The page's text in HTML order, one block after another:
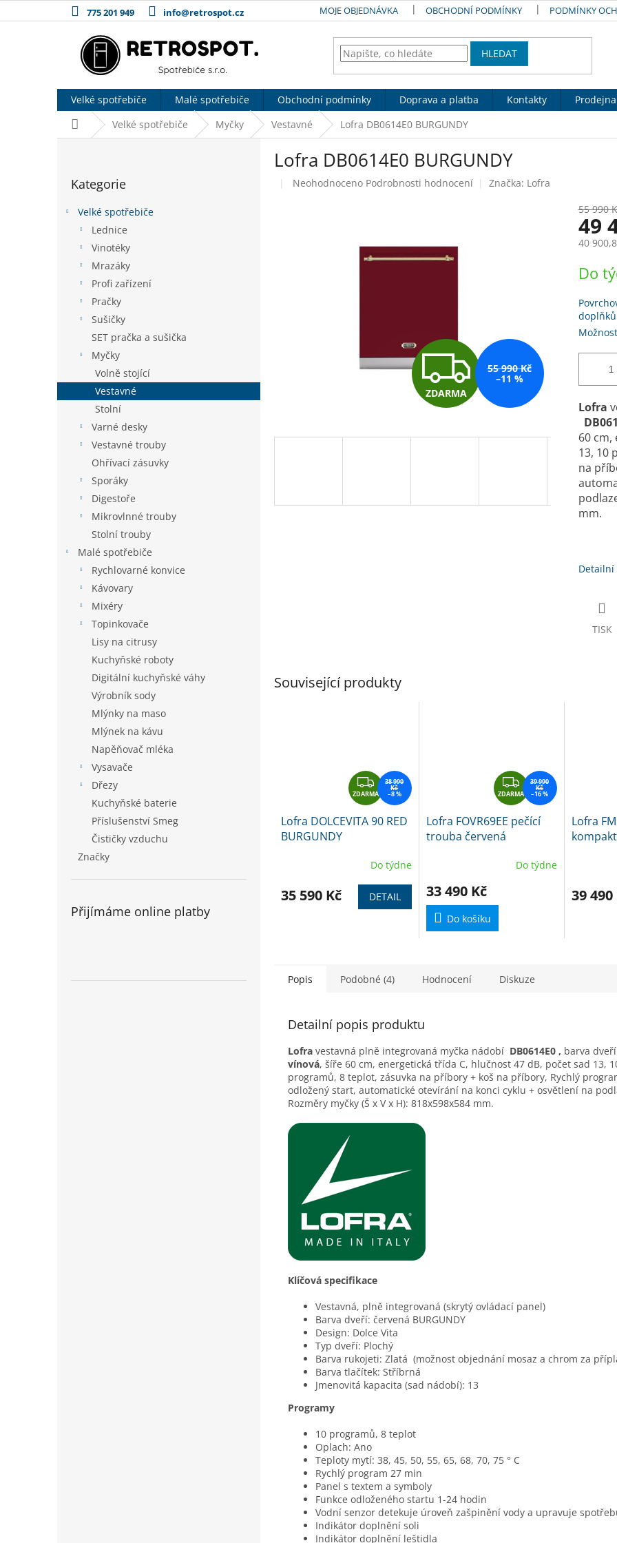
na
775 201 949 info@retrospot.cz MOJE OBJEDNÁVKA OBCHODNÍ PODMÍNKY PODMÍNKY
HLEDAT
Velké spotřebiče Malé spotřebiče Obchodní podmínky Doprava a platba Kontakty Prodejna
Domů Velké spotřebiče Myčky Vestavné Lofra DB0614E0 BURGUNDY
kategorie
Kategorie
Velké spotřebiče
Lednice
Vinotéky
Mrazáky
Profi zařízení
Pračky
Sušičky
SET pračka a sušička
Myčky
Volně stojící
Vestavné
Stolní
Varné desky
Vestavné trouby
Ohřívací zásuvky
Sporáky
Digestoře
Mikrovlnné trouby
Stolní trouby
Malé spotřebiče
Rychlovarné konvice
Kávovary
Mixéry
Topinkovače
Lisy na citrusy
Kuchyňské roboty
Digitální kuchyňské váhy
Výrobník sody
Mlýnky na maso
Mlýnek na kávu
Napěňovač mléka
Vysavače
Dřezy
Kuchyňské baterie
Příslušenství Smeg
Čističky vzduchu
Značky
Přijímáme online platby
Lofra DB0614E0 BURGUNDY
Průměrné
Neohodnoceno Podrobnosti hodnocení Značka: Lofra
Z
D
R
ZDARMA
55 990 Kč
–11 %
55 990
49
40
cena:
Do
doplňků
Lofra
60 cm,
13, 10
na
mm.
TISK
Související produkty
Z
D
A
A
ZDARMA
38 990
Kč
–8 %
Lofra DOLCEVITA 90 RED
BURGUNDY
Do týdne
35 590 Kč DETAIL
Z
D
A
A
ZDARMA
39 990
Kč
–16 %
Lofra FOVR69EE pečící
trouba červená
Do týdne
33 490 Kč
Do košíku
Lofra
39 490
Popis Podobné (4) Hodnocení Diskuze
Detailní popis produktu
Lofra vestavná plně integrovaná myčka nádobí­ DB0614E0 , barva dveří
vínová, ší­ře 60 cm, energetická třída C, hlučnost 47 dB, počet sad 13,
programů, 8 teplot, zásuvka na příbory + koš na příbory, Rychlý
odložený start, automatické otevírání na konci cyklu + osvětlení na
Rozměry myčky (Š x V x H): 818x598x584 mm.
Klíčová specifikace
Vestavná, plně integrovaná (skrytý ovládací panel)
Barva dveří: červená BURGUNDY
Design: Dolce Vita
Typ dveří: Plochý
Barva rukojeti: Zlatá (možnost objednání mosaz a chrom za
Barva tlačítek: Stříbrná
Jmenovitá kapacita (sad nádobí): 13
Programy
10 programů, 8 teplot
Oplach: Ano
Teploty mytí: 38, 45, 50, 55, 65, 68, 70, 75 ° C
Rychlý program 27 min
Panel s textem a symboly
Funkce odloženého startu 1-24 hodin
Vodní senzor detekuje úroveň zašpinění vody a upravuje
Indikátor doplnění soli
Indikátor doplnění leštidla